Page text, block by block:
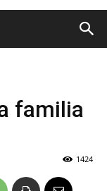
familia
1424